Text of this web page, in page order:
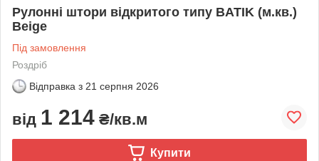
Рулонні штори відкритого типу BATIK (м.кв.)
Beige
Під замовлення
Роздріб
Відправка з 21 серпня 2026
від 1 214 ₴/кв.м
Купити